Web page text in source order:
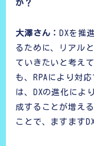
か？
大澤さん：DXを推
るために、リアル
ていきたいと考え
も、RPAにより対
は、DXの進化によ
成することが増え
ことで、ますます